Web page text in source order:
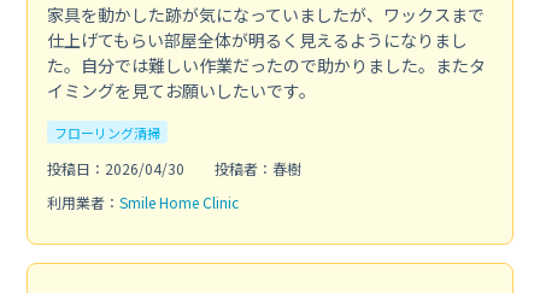
家具を動かした跡が気になっていましたが、ワックスまで
仕上げてもらい部屋全体が明るく見えるようになりまし
た。自分では難しい作業だったので助かりました。またタ
イミングを見てお願いしたいです。
フローリング清掃
投稿日：2026/04/30
投稿者：春樹
利用業者： Smile Home Clinic